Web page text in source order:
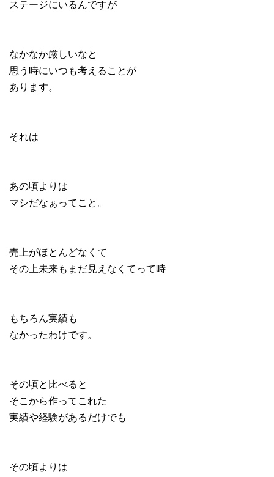
ステージにいるんですが
なかなか厳しいなと
思う時にいつも考えることが
あります。
それは
あの頃よりは
マシだなぁってこと。
売上がほとんどなくて
その上未来もまだ見えなくてって時
もちろん実績も
なかったわけです。
その頃と比べると
そこから作ってこれた
実績や経験があるだけでも
その頃よりは